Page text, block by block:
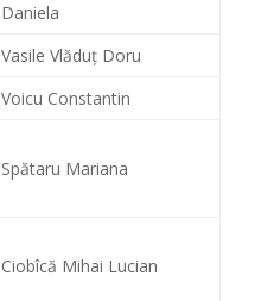
Daniela
Vasile Vlăduț Doru
Voicu Constantin
Spătaru Mariana
Ciobîcă Mihai Lucian